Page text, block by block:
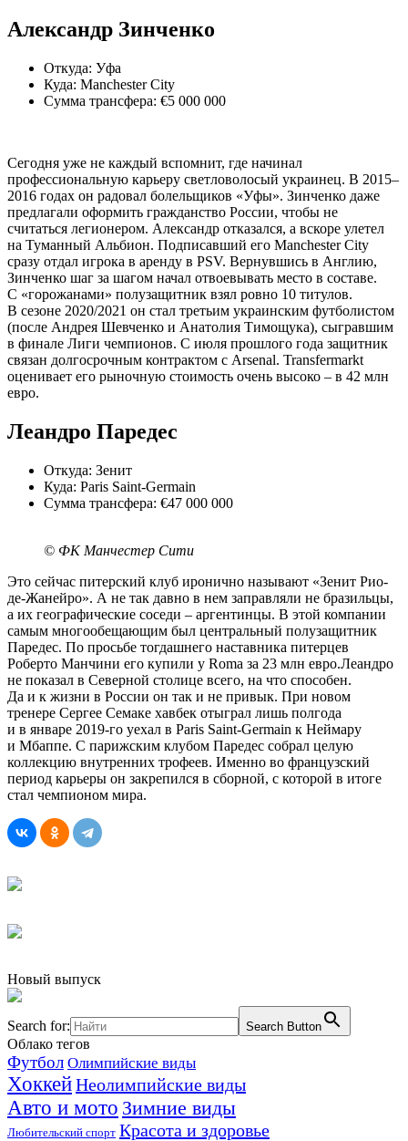
Александр Зинченко
Откуда: Уфа
Куда: Manchester City
Сумма трансфера: €5 000 000
Сегодня уже не каждый вспомнит, где начинал
профессиональную карьеру светловолосый украинец. В 2015–
2016 годах он радовал болельщиков «Уфы». Зинченко даже
предлагали оформить гражданство России, чтобы не
считаться легионером. Александр отказался, а вскоре улетел
на Туманный Альбион. Подписавший его Manchester City
сразу отдал игрока в аренду в PSV. Вернувшись в Англию,
Зинченко шаг за шагом начал отвоевывать место в составе.
С «горожанами» полузащитник взял ровно 10 титулов.
В сезоне 2020/2021 он стал третьим украинским футболистом
(после Андрея Шевченко и Анатолия Тимощука), сыгравшим
в финале Лиги чемпионов. С июля прошлого года защитник
связан долгосрочным контрактом с Arsenal. Transfermarkt
оценивает его рыночную стоимость очень высоко – в 42 млн
евро.
Леандро Паредес
Откуда: Зенит
Куда: Paris Saint-Germain
Сумма трансфера: €47 000 000
© ФК Манчестер Сити
Это сейчас питерский клуб иронично называют «Зенит Рио-
де-Жанейро». А не так давно в нем заправляли не бразильцы,
а их географические соседи – аргентинцы. В этой компании
самым многообещающим был цент­ральный полузащитник
Паредес. По просьбе тогдашнего наставника питерцев
Роберто Манчини его купили у Roma за 23 млн евро.Леандро
не показал в Северной столице всего, на что способен.
Да и к жизни в России он так и не привык. При новом
тренере Сергее Семаке хавбек отыграл лишь полгода
и в январе 2019-го уехал в Paris Saint-Germain к Неймару
и Мбаппе. С парижским клубом Паредес собрал целую
коллекцию внутренних трофеев. Именно во французский
период карьеры он закрепился в сборной, с которой в итоге
стал чемпионом мира.
Новый выпуск
Search for: Search Button
Облако тегов
Футбол Олимпийские виды
ХоккейНеолимпийские виды
Авто и мото Зимние виды
Любительский спорт Красота и здоровье